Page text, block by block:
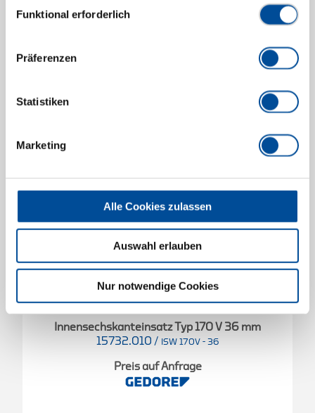
Funktional erforderlich
Präferenzen
Statistiken
Marketing
Alle Cookies zulassen
Auswahl erlauben
Nur notwendige Cookies
Innensechskanteinsatz Typ 170 V 41 mm
Innensechskanteinsatz Typ 170 V 36 mm
15732.010 / ISW 170V - 36
Preis auf Anfrage